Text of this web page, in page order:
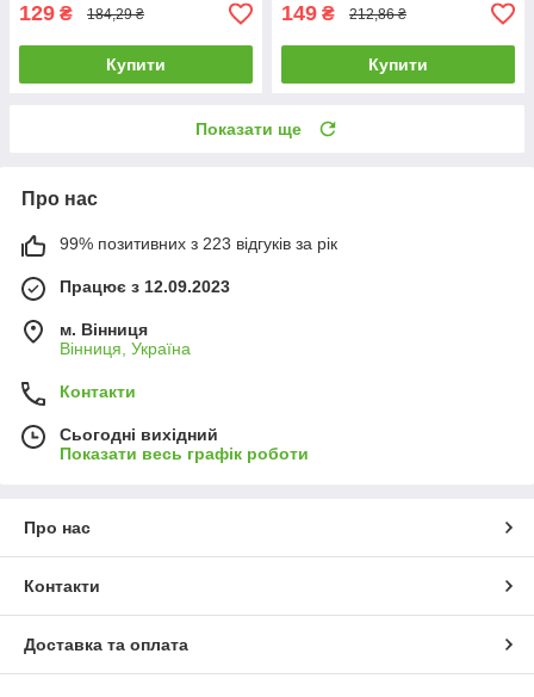
129 ₴ 184,29 ₴
Купити
149 ₴ 212,86 ₴
Купити
Показати ще
Про нас
99% позитивних з 223 відгуків за рік
Працює з 12.09.2023
м. Вінниця
Вінниця, Україна
Контакти
Сьогодні вихідний
Показати весь графік роботи
Про нас
Контакти
Доставка та оплата